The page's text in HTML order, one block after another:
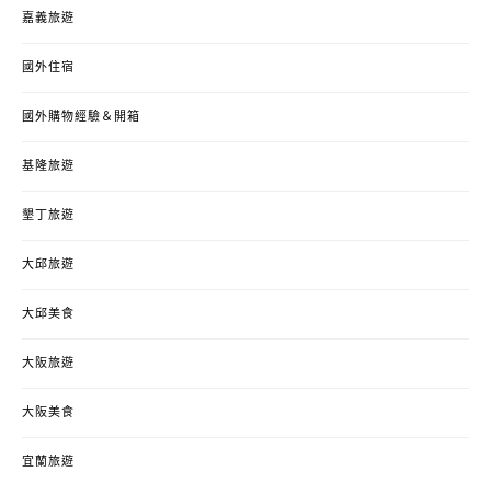
嘉義旅遊
國外住宿
國外購物經驗＆開箱
基隆旅遊
墾丁旅遊
大邱旅遊
大邱美食
大阪旅遊
大阪美食
宜蘭旅遊